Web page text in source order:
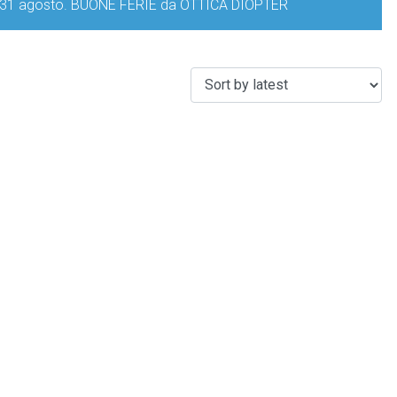
BUONE FERIE da OTTICA DIOPTER